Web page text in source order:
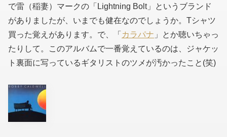
で雷（稲妻）マークの「Lightning Bolt」というブランド
がありましたが、いまでも健在なのでしょうか。Tシャツ
買った覚えがあります。で、「 カラパナ 」とか聴いちゃっ
たりして。このアルバムで一番覚えているのは、ジャケッ
ト裏面に写っているギタリストのツメが汚かったこと(笑)